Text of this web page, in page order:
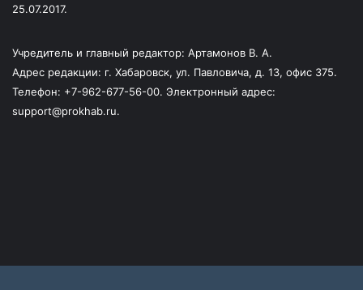
25.07.2017.
Учредитель и главный редактор: Артамонов В. А.
Адрес редакции: г. Хабаровск, ул. Павловича, д. 13, офис 375.
Телефон: +7-962-677-56-00. Электронный адрес:
support@prokhab.ru.